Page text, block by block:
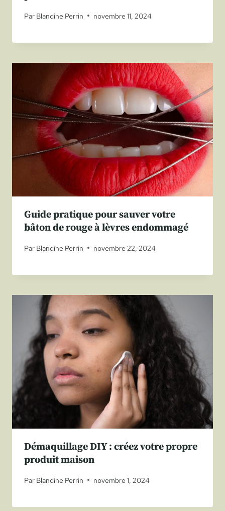
Par Blandine Perrin novembre 11, 2024
Guide pratique pour sauver votre
bâton de rouge à lèvres endommagé
Par Blandine Perrin novembre 22, 2024
Démaquillage DIY : créez votre propre
produit maison
Par Blandine Perrin novembre 1, 2024